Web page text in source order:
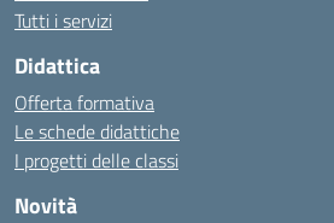
Tutti i servizi
Didattica
Offerta formativa
Le schede didattiche
I progetti delle classi
Novità